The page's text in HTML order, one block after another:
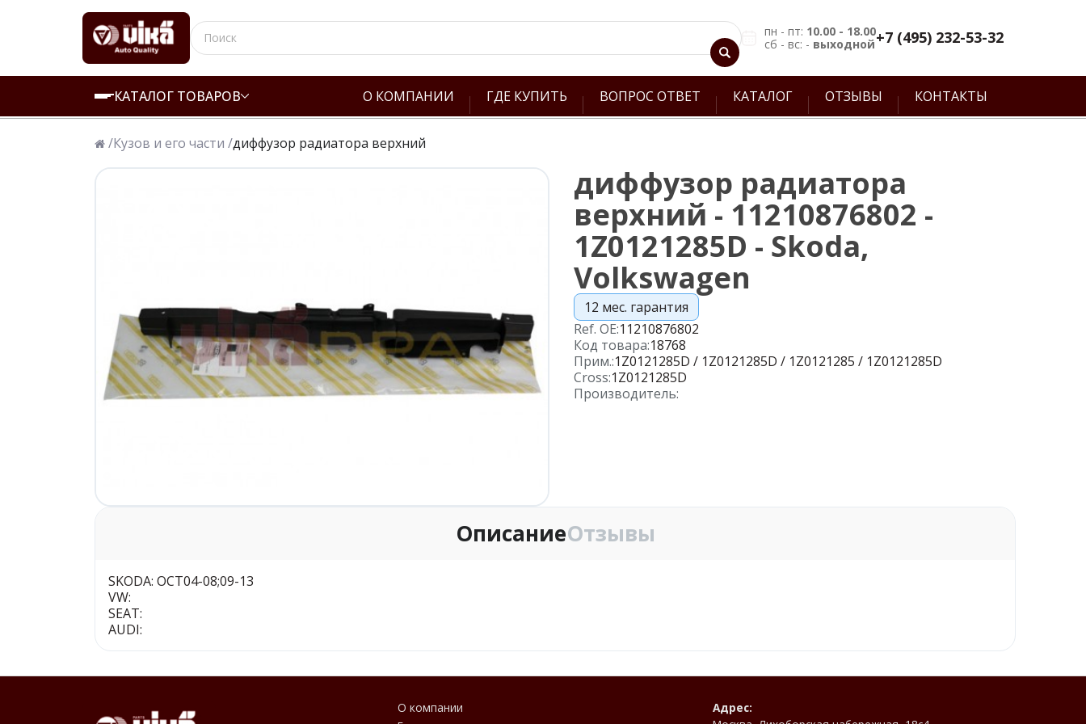
пн - пт: 10.00 - 18.00
сб - вс: - выходной+7 (495) 232-53-32
КАТАЛОГ ТОВАРОВ О КОМПАНИИ ГДЕ КУПИТЬ ВОПРОС ОТВЕТ КАТАЛОГ ОТЗЫВЫ КОНТАКТЫ
/Кузов и его части /диффузор радиатора верхний
диффузор радиатора
верхний - 11210876802 -
1Z0121285D - Skoda,
Volkswagen
12 мес. гарантия
Ref. OE:11210876802
Код товара:18768
Прим.:1Z0121285D / 1Z0121285D / 1Z0121285 / 1Z0121285D
Cross:1Z0121285D
Производитель:
ОписаниеОтзывы
SKODA: OCT04-08;09-13
VW:
SEAT:
AUDI:
О компании
Адрес: